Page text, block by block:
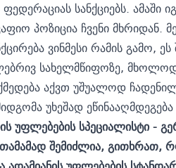
სანქციებს. ამაში
პოზიცია ჩვენი
ვინმესი რამის გამო,
სახელმწიფოზე,
აქვთ უშუალოდ
უხეშად
უფლებების სპეციალისტი -
შემიძლია, გითხრათ,